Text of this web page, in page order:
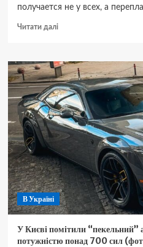
получается не у всех, а
Читати даліДокладніше
купить
авто
на
PlanetAvto,
если
у
вас
нет
полной
суммы:
доступные
варианты
оплаты
В Україні
У Києві помітили “пекельний”
потужністю понад 700 сил